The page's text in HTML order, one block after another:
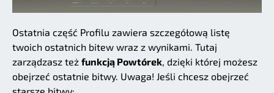
Ostatnia część Profilu zawiera szczegółową listę
twoich ostatnich bitew wraz z wynikami. Tutaj
zarządzasz też funkcją Powtórek , dzięki której możesz
obejrzeć ostatnie bitwy. Uwaga! Jeśli chcesz obejrzeć
starsze bitwy: